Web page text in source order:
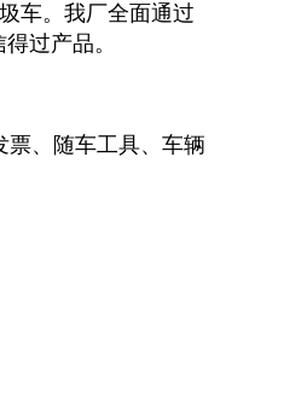
车。我厂全面通过
过产品。
票、随车工具、车辆